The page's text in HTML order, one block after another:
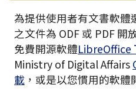
為提供使用者有文書軟體
之文件為 ODF 或 PDF 開
免費開源軟體LibreOffice
Ministry of Digital Affairs
載 ，或是以您慣用的軟體